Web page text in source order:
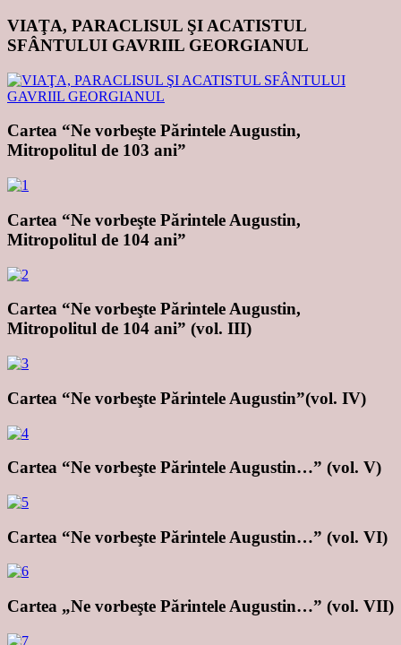
VIAŢA, PARACLISUL ŞI ACATISTUL
SFÂNTULUI GAVRIIL GEORGIANUL
Cartea “Ne vorbeşte Părintele Augustin,
Mitropolitul de 103 ani”
Cartea “Ne vorbeşte Părintele Augustin,
Mitropolitul de 104 ani”
Cartea “Ne vorbeşte Părintele Augustin,
Mitropolitul de 104 ani” (vol. III)
Cartea “Ne vorbeşte Părintele Augustin”(vol. IV)
Cartea “Ne vorbeşte Părintele Augustin…” (vol. V)
Cartea “Ne vorbeşte Părintele Augustin…” (vol. VI)
Cartea „Ne vorbeşte Părintele Augustin…” (vol. VII)